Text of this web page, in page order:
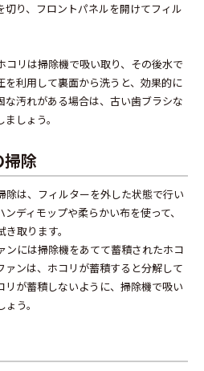
り、フロントパネルを開けてフィル
コリは掃除機で吸い取り、その後水で
利用して裏面から洗うと、効果的に
汚れがある場合は、古い歯ブラシな
しょう。
掃除
除は、フィルターを外した状態で行い
ディモップや柔らかい布を使って、
取ります。
ンには掃除機をあてて蓄積されたホコ
ァンは、ホコリが蓄積すると分解して
が蓄積しないように、掃除機で吸い
う。